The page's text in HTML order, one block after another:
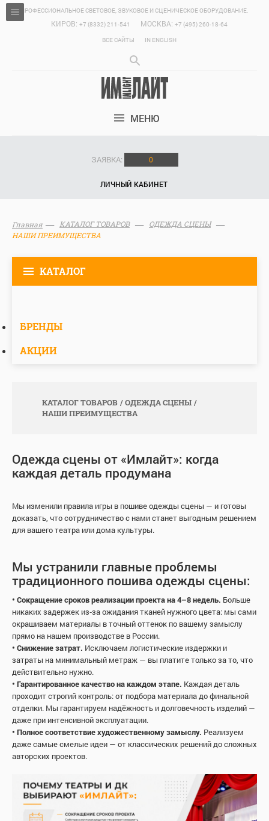
ПРОФЕССИОНАЛЬНОЕ СВЕТОВОЕ, ЗВУКОВОЕ И СЦЕНИЧЕСКОЕ ОБОРУДОВАНИЕ.
КИРОВ: +7 (8332) 211-541 МОСКВА: +7 (495) 260-18-64
ВСЕ САЙТЫ
IN ENGLISH
МЕНЮ
ЗАЯВКА: 0
ЛИЧНЫЙ КАБИНЕТ
Главная КАТАЛОГ ТОВАРОВ
ОДЕЖДА СЦЕНЫ
НАШИ ПРЕИМУЩЕСТВА
КАТАЛОГ
БРЕНДЫ
АКЦИИ
КАТАЛОГ ТОВАРОВ
ОДЕЖДА СЦЕНЫ
НАШИ ПРЕИМУЩЕСТВА
Одежда сцены от «Имлайт»: когда
каждая деталь продумана
Мы изменили правила игры в пошиве одежды сцены — и готовы
доказать, что сотрудничество с нами станет выгодным решением
для вашего театра или дома культуры.
Мы устранили главные проблемы
традиционного пошива одежды сцены:
• Сокращение сроков реализации проекта на 4–8 недель. Больше
никаких задержек из‑за ожидания тканей нужного цвета: мы сами
окрашиваем материалы в точный оттенок по вашему замыслу
прямо на нашем производстве в России.
• Снижение затрат. Исключаем логистические издержки и
затраты на минимальный метраж — вы платите только за то, что
действительно нужно.
• Гарантированное качество на каждом этапе. Каждая деталь
проходит строгий контроль: от подбора материала до финальной
отделки. Мы гарантируем надёжность и долговечность изделий —
даже при интенсивной эксплуатации.
• Полное соответствие художественному замыслу. Реализуем
даже самые смелые идеи — от классических решений до сложных
авторских проектов.